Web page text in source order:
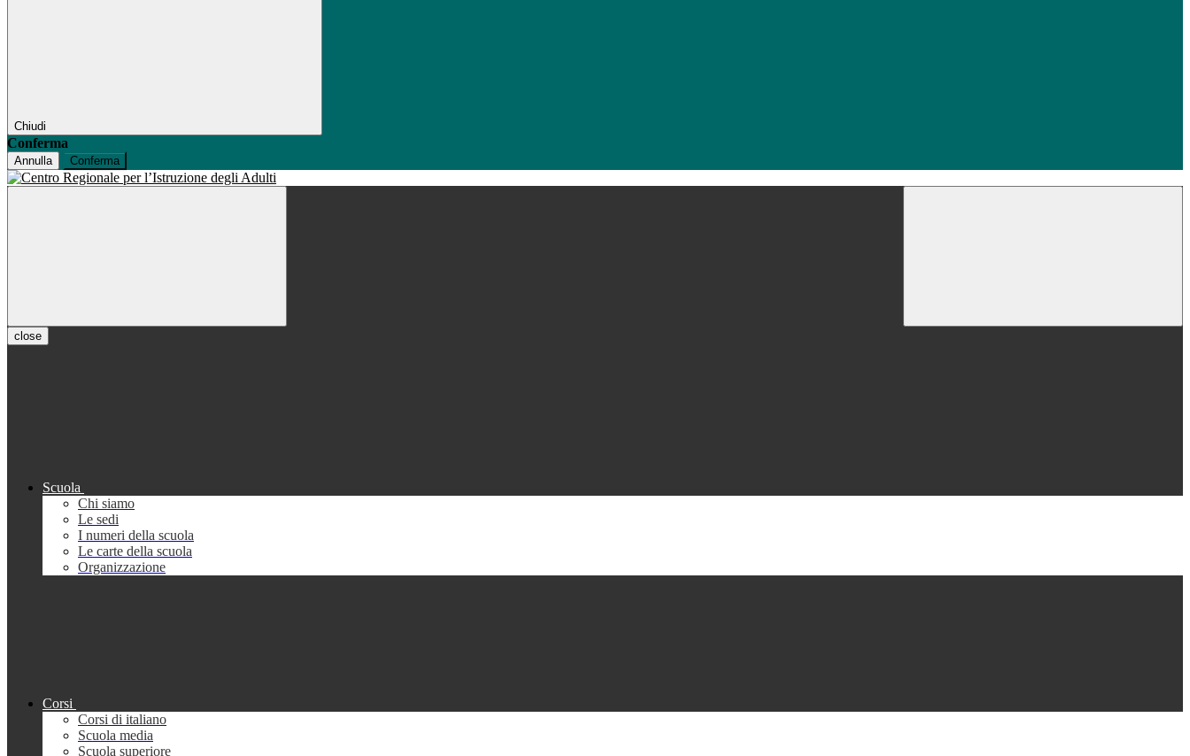
Chiudi
Conferma
Annulla Conferma
close
Scuola
Chi siamo
Le sedi
I numeri della scuola
Le carte della scuola
Organizzazione
Corsi
Corsi di italiano
Scuola media
Scuola superiore